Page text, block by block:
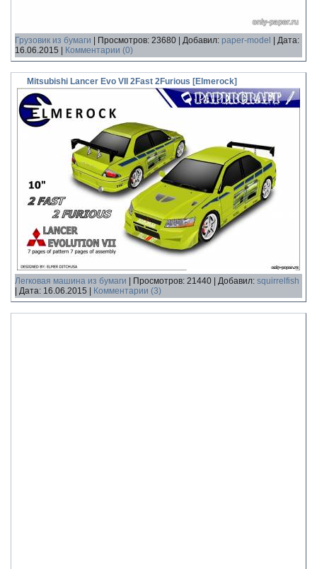
Грузовик из бумаги Просмотров: 23680 Добавил: paper-model
Дата:
16.06.2015
Комментарии (0)
Mitsubishi Lancer Evo VII 2Fast 2Furious [Elmerock]
Легковая машина из бумаги Просмотров: 21440 Добавил: squirrelfish
Дата: 16.06.2015 Комментарии (3)